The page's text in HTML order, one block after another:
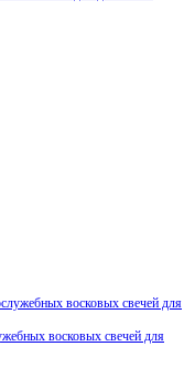
восковых свечей для